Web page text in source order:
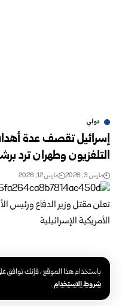
باستخدام هذا الموقع ، فإنك توافق
شروط الاستخدام.
دولي
إسرائيل تقصف عدة
التلفزيون وطهران ترد
مارس 3, 2026 مارس 12, 2026